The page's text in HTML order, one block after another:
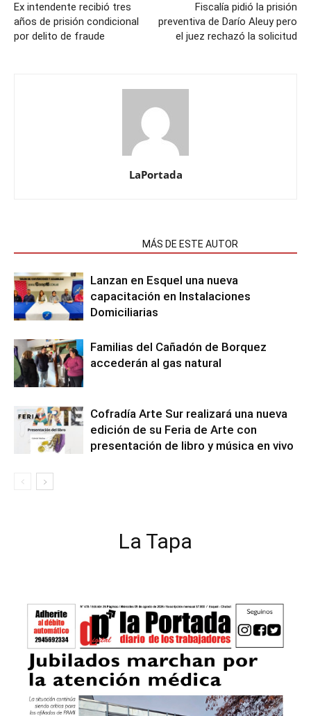
Ex intendente recibió tres
años de prisión condicional
por delito de fraude
Fiscalía pidió la prisión
preventiva de Darío Aleuy pero
el juez rechazó la solicitud
LaPortada
MÁS DE ESTE AUTOR
Lanzan en Esquel una nueva
capacitación en Instalaciones
Domiciliarias
Familias del Cañadón de Borquez
accederán al gas natural
Cofradía Arte Sur realizará una nueva
edición de su Feria de Arte con
presentación de libro y música en vivo
La Tapa